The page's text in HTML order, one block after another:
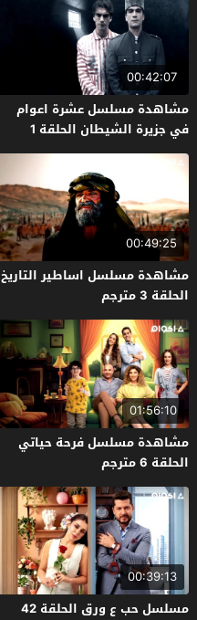
00:42:07
مشاهدة مسلسل عشرة اعوام
في جزيرة الشيطان الحلقة 1
مترجم
00:49:25
مشاهدة مسلسل اساطير التاريخ
الحلقة 3 مترجم
01:56:10
مشاهدة مسلسل فرحة حياتي
الحلقة 6 مترجم
00:39:13
مسلسل حب ع ورق الحلقة 42